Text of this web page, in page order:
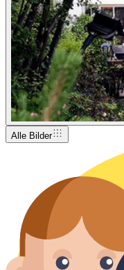
Alle Bilder